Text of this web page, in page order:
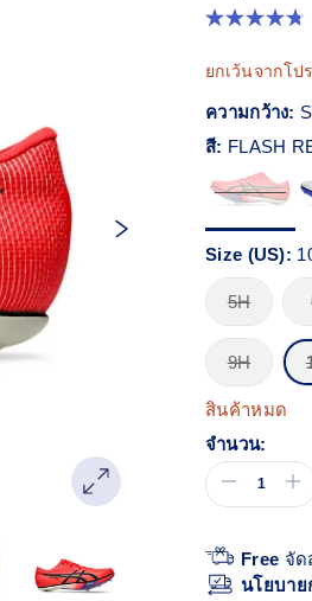
4.8
5
ดาว
คะแนน
เฉลี่ย
Read
78
Reviews.
หน้า
เดียวกัน
ยกเว้นจากโป
ความกว้าง:
สี: FLASH
Size (US):
5H
9H
สินค้าหมด
จำนวน:
Free จัด
นโยบา